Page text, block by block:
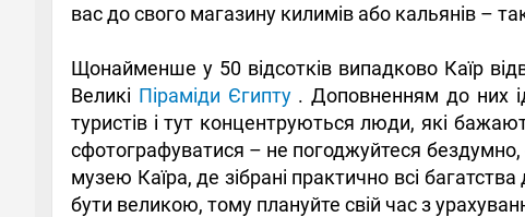
вас до свого магазину килимів або кальянів –
Щонайменше у 50 відсотків випадково Каїр
Великі Піраміди Єгипту. Доповненням до них
туристів і тут концентруються люди, які
сфотографуватися – не погоджуйтеся бездумно,
музею Каїра, де зібрані практично всі
бути великою, тому плануйте свій час з